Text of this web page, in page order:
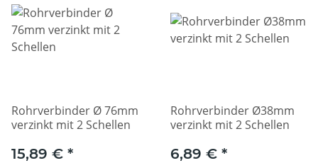
Rohrverbinder Ø 76mm
verzinkt mit 2 Schellen
15,89 € *
Rohrverbinder Ø38mm
verzinkt mit 2 Schellen
6,89 € *